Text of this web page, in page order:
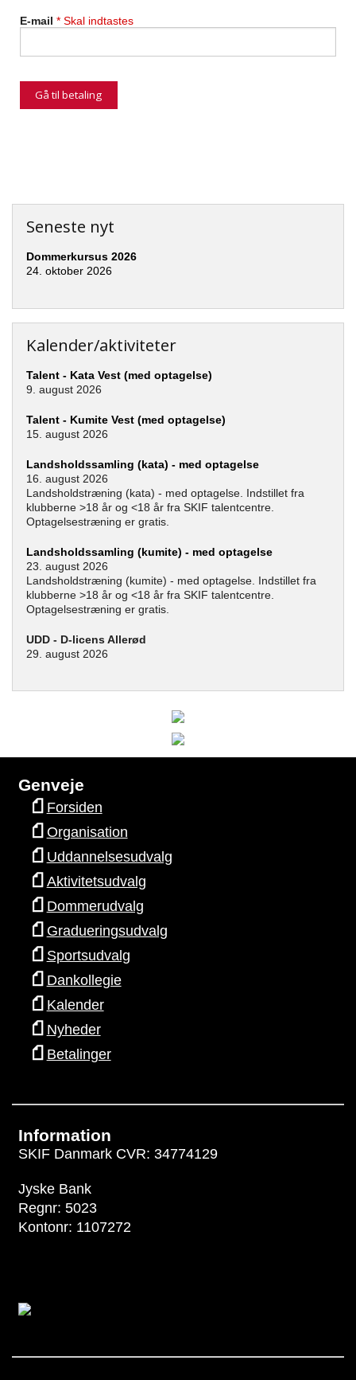
E-mail * Skal indtastes
Seneste nyt
Dommerkursus 2026
24. oktober 2026
Kalender/aktiviteter
Talent - Kata Vest (med optagelse)
9. august 2026
Talent - Kumite Vest (med optagelse)
15. august 2026
Landsholdssamling (kata) - med optagelse
16. august 2026
Landsholdstræning (kata) - med optagelse. Indstillet fra
klubberne >18 år og <18 år fra SKIF talentcentre.
Optagelsestræning er gratis.
Landsholdssamling (kumite) - med optagelse
23. august 2026
Landsholdstræning (kumite) - med optagelse. Indstillet fra
klubberne >18 år og <18 år fra SKIF talentcentre.
Optagelsestræning er gratis.
UDD - D-licens Allerød
29. august 2026
Genveje
Forsiden
Organisation
Uddannelsesudvalg
Aktivitetsudvalg
Dommerudvalg
Gradueringsudvalg
Sportsudvalg
Dankollegie
Kalender
Nyheder
Betalinger
Information
SKIF Danmark CVR: 34774129
Jyske Bank
Regnr: 5023
Kontonr: 1107272